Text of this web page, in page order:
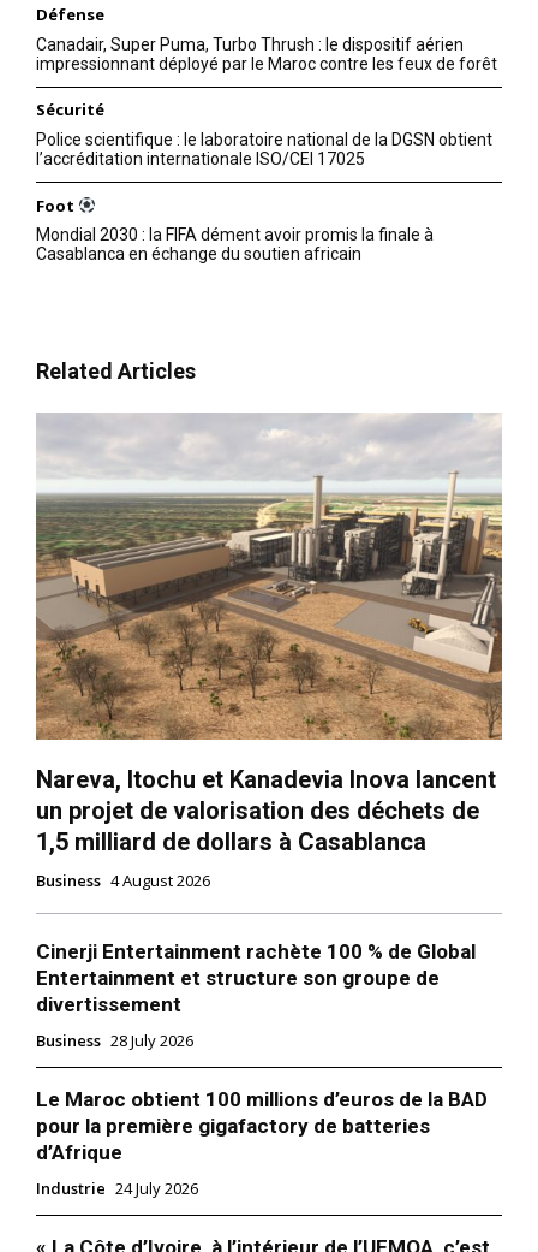
le1.ma
l'intelligence de
l'information
S'ABONNER MAINTENANT
Insight Publications
À propos
Défense
Canadair, Super Puma, Turbo Thrush : le dispositif aérien
impressionnant déployé par le Maroc contre les feux de forêt
Sécurité
Police scientifique : le laboratoire national de la DGSN obtient
l’accréditation internationale ISO/CEI 17025
Foot
Mondial 2030 : la FIFA dément avoir promis la finale à
Casablanca en échange du soutien africain
Related Articles
Nareva, Itochu et Kanadevia Inova lancent
un projet de valorisation des déchets de
1,5 milliard de dollars à Casablanca
Business 4 August 2026
Cinerji Entertainment rachète 100 % de Global
Entertainment et structure son groupe de
divertissement
Business 28 July 2026
Le Maroc obtient 100 millions d’euros de la BAD
pour la première gigafactory de batteries
d’Afrique
Industrie 24 July 2026